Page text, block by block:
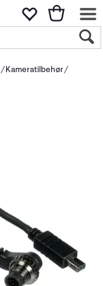
Kameratilbehør